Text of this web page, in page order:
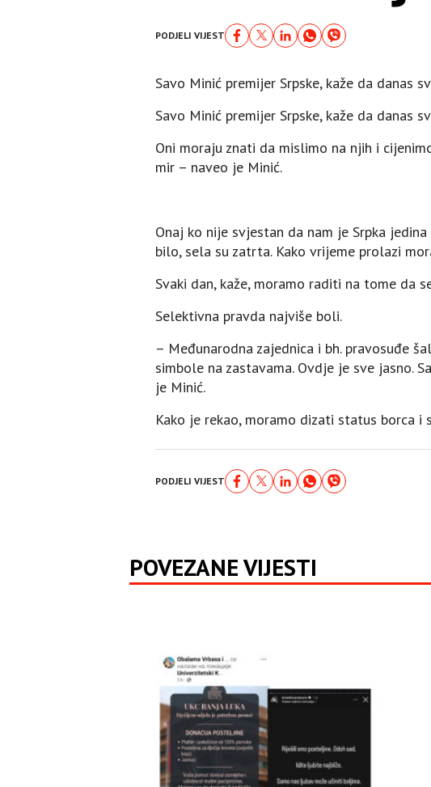
PODJELI VIJEST
Savo Minić premijer Srpske, kaže da danas
Savo Minić premijer Srpske, kaže da danas
Oni moraju znati da mislimo na njih i
mir – naveo je Minić.
Onaj ko nije svjestan da nam je Srpka
bilo, sela su zatrta. Kako vrijeme prolazi
Svaki dan, kaže, moramo raditi na tome da
Selektivna pravda najviše boli.
– Međunarodna zajednica i bh. pravosuđe
simbole na zastavama. Ovdje je sve jasno.
je Minić.
Kako je rekao, moramo dizati status borca i
PODJELI VIJEST
POVEZANE VIJESTI